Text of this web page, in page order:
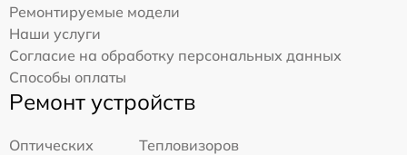
Ремонтируемые модели
Наши услуги
Согласие на обработку персональных данных
Способы оплаты
Ремонт устройств
Оптических
Тепловизоров